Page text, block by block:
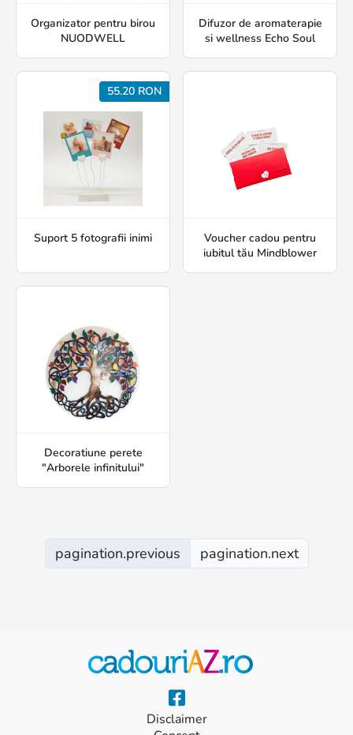
Organizator pentru birou
NUODWELL
Difuzor de aromaterapie
si wellness Echo Soul
55.20 RON
Suport 5 fotografii inimi
Voucher cadou pentru
iubitul tău Mindblower
Decoratiune perete
"Arborele infinitului"
pagination.previous pagination.next
Disclaimer